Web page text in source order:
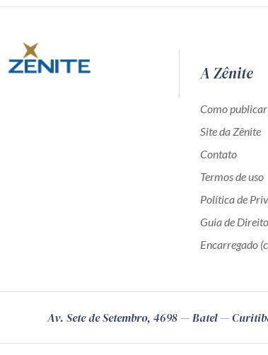
A Zênite
Como
Site da Zênite
Contato
Termos de uso
Política de
Guia de
Encarregado
Av. Sete de Setembro, 4698 Batel